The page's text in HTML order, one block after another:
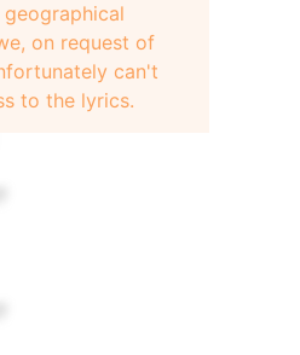
on request of
can't
to the lyrics.